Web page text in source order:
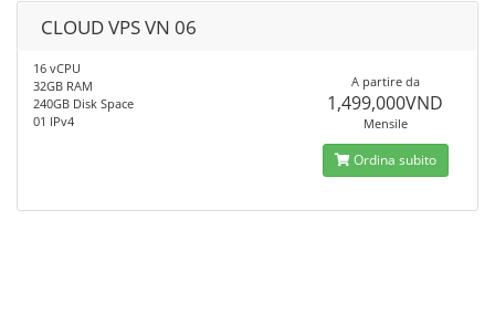
CLOUD VPS VN 06
16 vCPU
32GB RAM
240GB Disk Space
01 IPv4
A partire da
1,499,000VND
Mensile
Ordina subito